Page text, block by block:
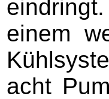
einem
acht